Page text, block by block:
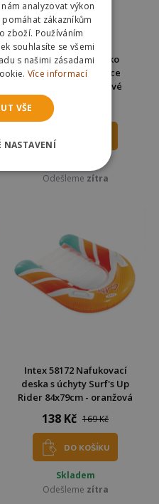
Intex 58890 Lehátko
nafukovací matrace
188x71cm - oranžové
279 Kč
Odešleme zítra
Intex 58172 Nafukovací
deska s úchyty Surf's Up
Rider 84x79cm - oranžová
138 Kč 169 Kč
DO KOŠÍKU
Skladem
Odešleme zítra
analyzovat výkon
zákazníkům
zboží. Používáním
souhlasíte se všemi
s našimi zásadami
Více informací
VŠE
NASTAVENÍ